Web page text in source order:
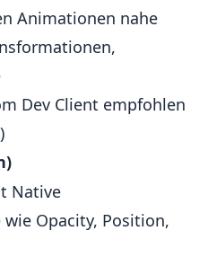
Animationen nahe
Dev Client empfohlen
Native
Opacity, Position,